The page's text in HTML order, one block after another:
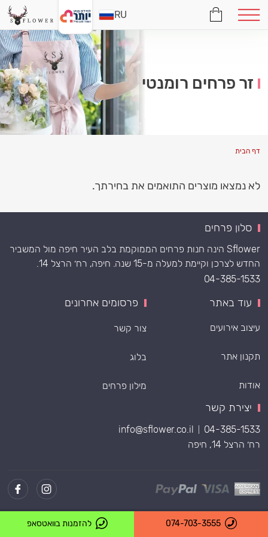
זר פרחים רומנטי
דף הבית
לא נמצאו מוצרים התואמים את בחירתך.
סלון פרחים
Sflower הינה חנות פרחים הממוקמת בלב העיר חיפה מול המשביר
החדש לצרכן וקיימת למעלה מ-15 שנה. חיפה, רח׳ הרצל 14.
04-385-1533
עוד באתר
עיצוב אירועים
תקנון אתר
אודות
פרסומים אחרונים
צור קשר
בלוג
מילון פרחים
יצירת קשר
04-385-1533
info@sflower.co.il
רח׳ הרצל 14, חיפה
RU
Powered by
074-703-3555 להזמנות בוואטסאפ